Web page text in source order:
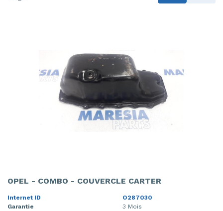
OPEL - COMBO - COUVERCLE CARTER
Internet ID
O287030
Garantie
3 Mois